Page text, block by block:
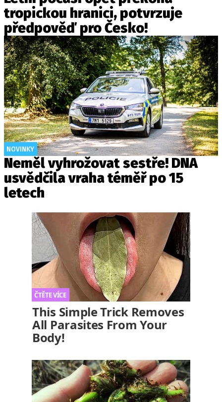
tropickou hranici, potvrzuje
předpověď pro Česko!
NOVINKY
Neměl vyhrožovat sestře! DNA
usvědčila vraha téměř po 15
letech
This Simple Trick Removes
All Parasites From Your
Body!